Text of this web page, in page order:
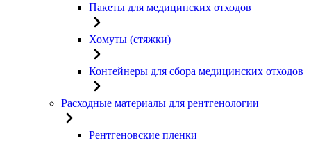
Пакеты для медицинских отходов
Хомуты (стяжки)
Контейнеры для сбора медицинских отходов
Расходные материалы для рентгенологии
Рентгеновские пленки